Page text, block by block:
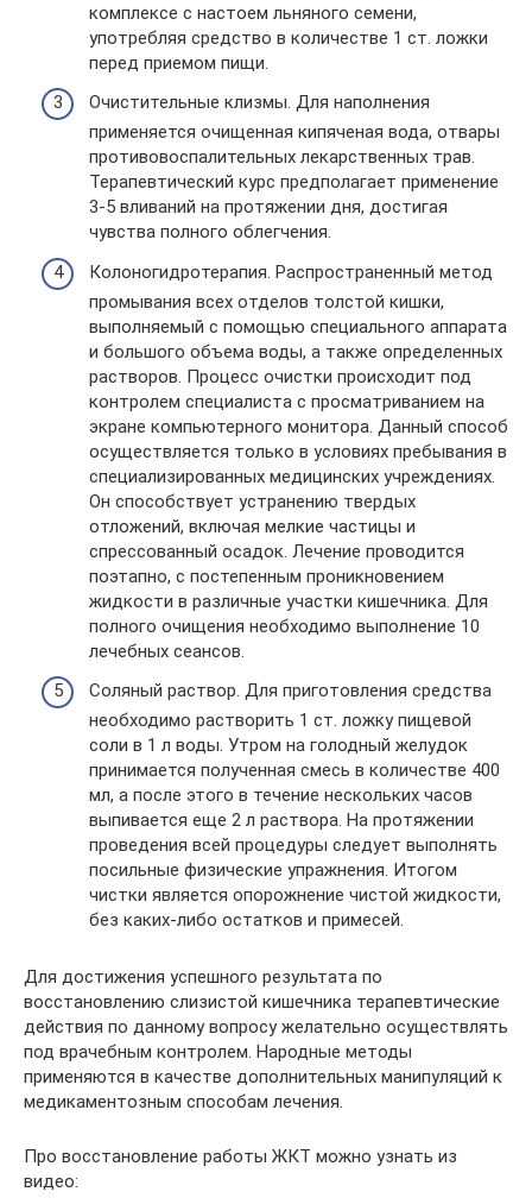
комплексе с настоем льняного семени,
употребляя средство в количестве 1 ст. ложки
перед приемом пищи.
Очистительные клизмы. Для наполнения
применяется очищенная кипяченая вода, отвары
противовоспалительных лекарственных трав.
Терапевтический курс предполагает применение
3-5 вливаний на протяжении дня, достигая
чувства полного облегчения.
Колоногидротерапия. Распространенный метод
промывания всех отделов толстой кишки,
выполняемый с помощью специального аппарата
и большого объема воды, а также определенных
растворов. Процесс очистки происходит под
контролем специалиста с просматриванием на
экране компьютерного монитора. Данный способ
осуществляется только в условиях пребывания в
специализированных медицинских учреждениях.
Он способствует устранению твердых
отложений, включая мелкие частицы и
спрессованный осадок. Лечение проводится
поэтапно, с постепенным проникновением
жидкости в различные участки кишечника. Для
полного очищения необходимо выполнение 10
лечебных сеансов.
Соляный раствор. Для приготовления средства
необходимо растворить 1 ст. ложку пищевой
соли в 1 л воды. Утром на голодный желудок
принимается полученная смесь в количестве 400
мл, а после этого в течение нескольких часов
выпивается еще 2 л раствора. На протяжении
проведения всей процедуры следует выполнять
посильные физические упражнения. Итогом
чистки является опорожнение чистой жидкости,
без каких-либо остатков и примесей.
Для достижения успешного результата по
восстановлению слизистой кишечника терапевтические
действия по данному вопросу желательно осуществлять
под врачебным контролем. Народные методы
применяются в качестве дополнительных манипуляций к
медикаментозным способам лечения.
Про восстановление работы ЖКТ можно узнать из
видео: